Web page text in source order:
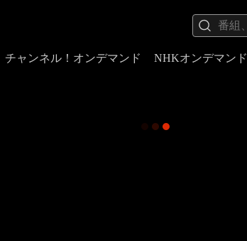
チャンネル！オンデマンド NHKオンデマンド